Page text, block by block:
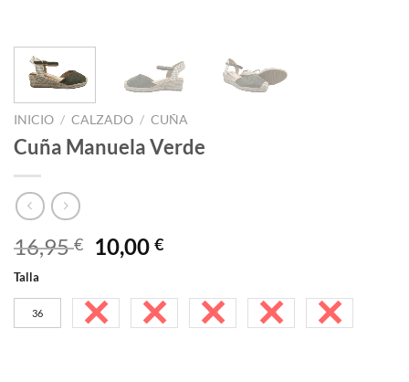
INICIO / CALZADO / CUÑA
Cuña Manuela Verde
16,95€
El
precio
era:
16,95 €.
10,00€El
es:
10,00 €.
Talla
36 37 38 39 40 41